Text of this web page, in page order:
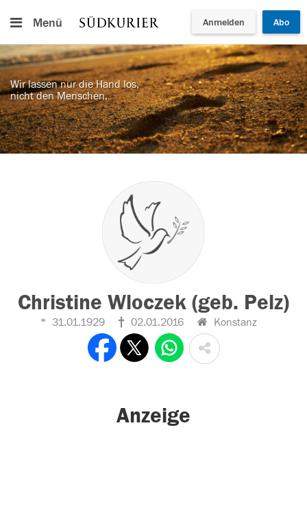
Menü Anmelden Abo
Wir lassen nur die Hand los,
nicht den Menschen.
Christine Wloczek (geb. Pelz)
31.01.1929 02.01.2016 Konstanz
Anzeige